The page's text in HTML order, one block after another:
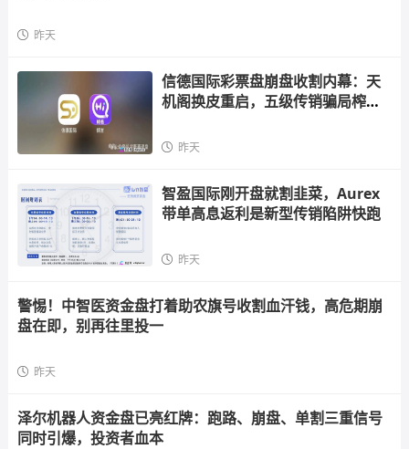
昨天
信德国际彩票盘崩盘收割内幕：天
机阁换皮重启，五级传销骗局榨干
昨天
智盈国际刚开盘就割韭菜，Aurex
带单高息返利是新型传销陷阱快跑
昨天
警惕！中智医资金盘打着助农旗号收割血汗钱，高危期崩
盘在即，别再往里投一
昨天
泽尔机器人资金盘已亮红牌：跑路、崩盘、单割三重信号
同时引爆，投资者血本